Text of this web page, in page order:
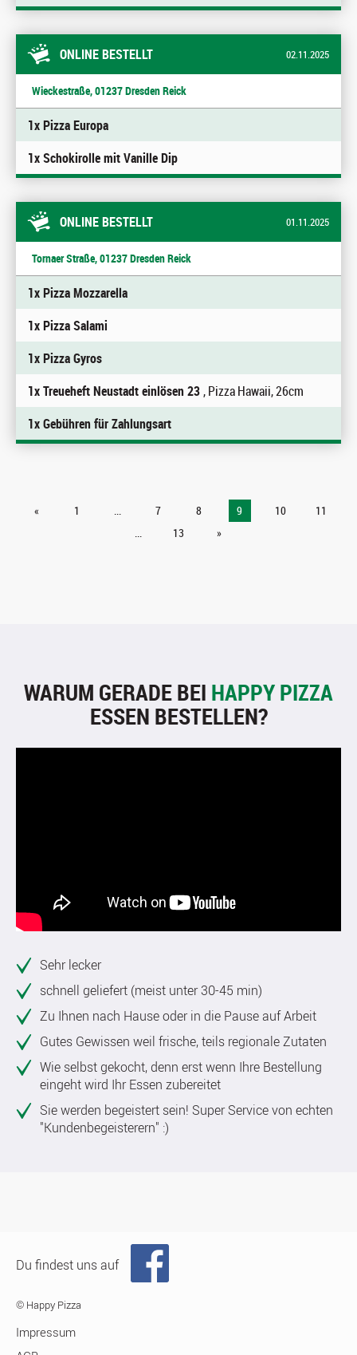
ONLINE BESTELLT 02.11.2025
Wieckestraße, 01237 Dresden Reick
1x Pizza Europa
1x Schokirolle mit Vanille Dip
ONLINE BESTELLT 01.11.2025
Tornaer Straße, 01237 Dresden Reick
1x Pizza Mozzarella
1x Pizza Salami
1x Pizza Gyros
1x Treueheft Neustadt einlösen 23, Pizza Hawaii, 26cm
1x Gebühren für Zahlungsart
« 1 ... 7 8 9 10
11
...
13 »
WARUM GERADE BEI HAPPY PIZZA
ESSEN BESTELLEN?
Sehr lecker
schnell geliefert (meist unter 30-45 min)
Zu Ihnen nach Hause oder in die Pause auf Arbeit
Gutes Gewissen weil frische, teils regionale Zutaten
Wie selbst gekocht, denn erst wenn Ihre Bestellung
eingeht wird Ihr Essen zubereitet
Sie werden begeistert sein! Super Service von echten
"Kundenbegeisterern" :)
Du findest uns auf
© Happy Pizza
Impressum